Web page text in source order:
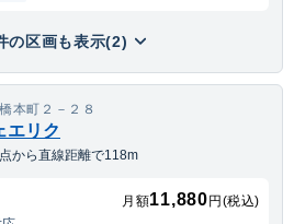
の区画も表示(2)
本町２－２８
エリク
から直線距離で118m
月額11,880円(税込)